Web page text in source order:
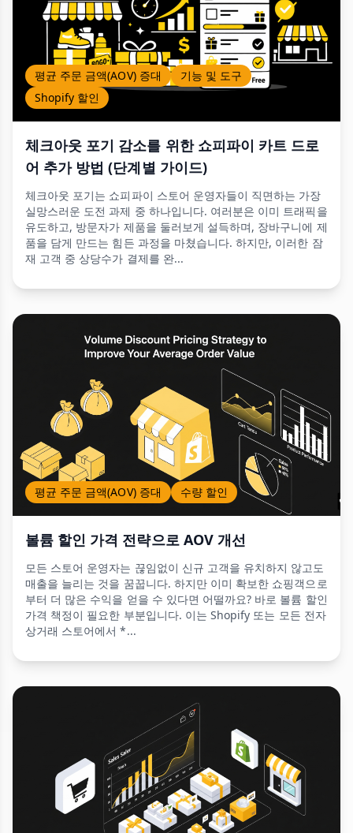
평균 주문 금액(AOV) 증대
기능 및 도구
Shopify 할인
체크아웃 포기 감소를 위한 쇼피파이 카트 드로
어 추가 방법 (단계별 가이드)
체크아웃 포기는 쇼피파이 스토어 운영자들이 직면하는 가장
실망스러운 도전 과제 중 하나입니다. 여러분은 이미 트래픽을
유도하고, 방문자가 제품을 둘러보게 설득하며, 장바구니에 제
품을 담게 만드는 힘든 과정을 마쳤습니다. 하지만, 이러한 잠
재 고객 중 상당수가 결제를 완...
평균 주문 금액(AOV) 증대 수량 할인
볼륨 할인 가격 전략으로 AOV 개선
모든 스토어 운영자는 끊임없이 신규 고객을 유치하지 않고도
매출을 늘리는 것을 꿈꿉니다. 하지만 이미 확보한 쇼핑객으로
부터 더 많은 수익을 얻을 수 있다면 어떨까요? 바로 볼륨 할인
가격 책정이 필요한 부분입니다. 이는 Shopify 또는 모든 전자
상거래 스토어에서 *...